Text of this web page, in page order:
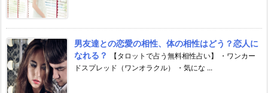
男友達との恋愛の相性、体の相性はどう？恋人に
なれる？
【タロットで占う無料相性占い】 ・ワンカー
ドスプレッド（ワンオラクル） ・気にな ...